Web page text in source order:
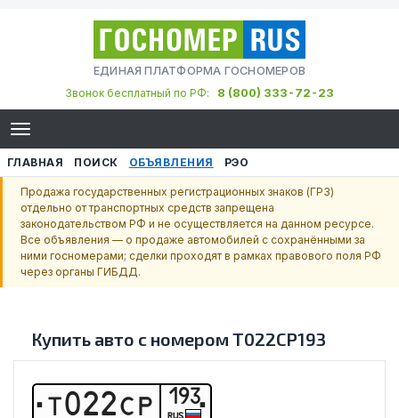
ЕДИНАЯ ПЛАТФОРМА ГОСНОМЕРОВ
Звонок бесплатный по РФ:
8 (800) 333-72-23
ГЛАВНАЯ ПОИСК ОБЪЯВЛЕНИЯ РЭО
Продажа государственных регистрационных знаков (ГРЗ)
отдельно от транспортных средств запрещена
законодательством РФ и не осуществляется на данном ресурсе.
Все объявления — о продаже автомобилей с сохранёнными за
ними госномерами; сделки проходят в рамках правового поля РФ
через органы ГИБДД.
Купить авто с номером Т022СР193
Т022С Р 193
RUS